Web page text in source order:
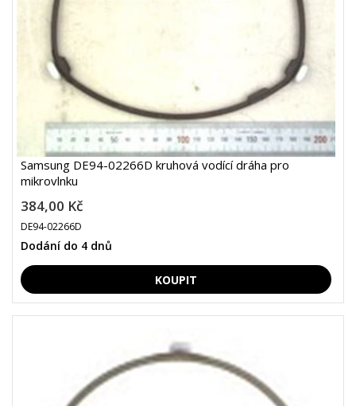
Samsung DE94-02266D kruhová vodící dráha pro
mikrovlnku
384,00 Kč
DE94-02266D
Dodání do 4 dnů